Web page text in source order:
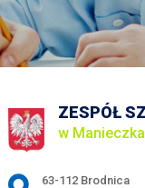
ZESPÓŁ
w
Adres pocztowy:
63-112 Brodnica